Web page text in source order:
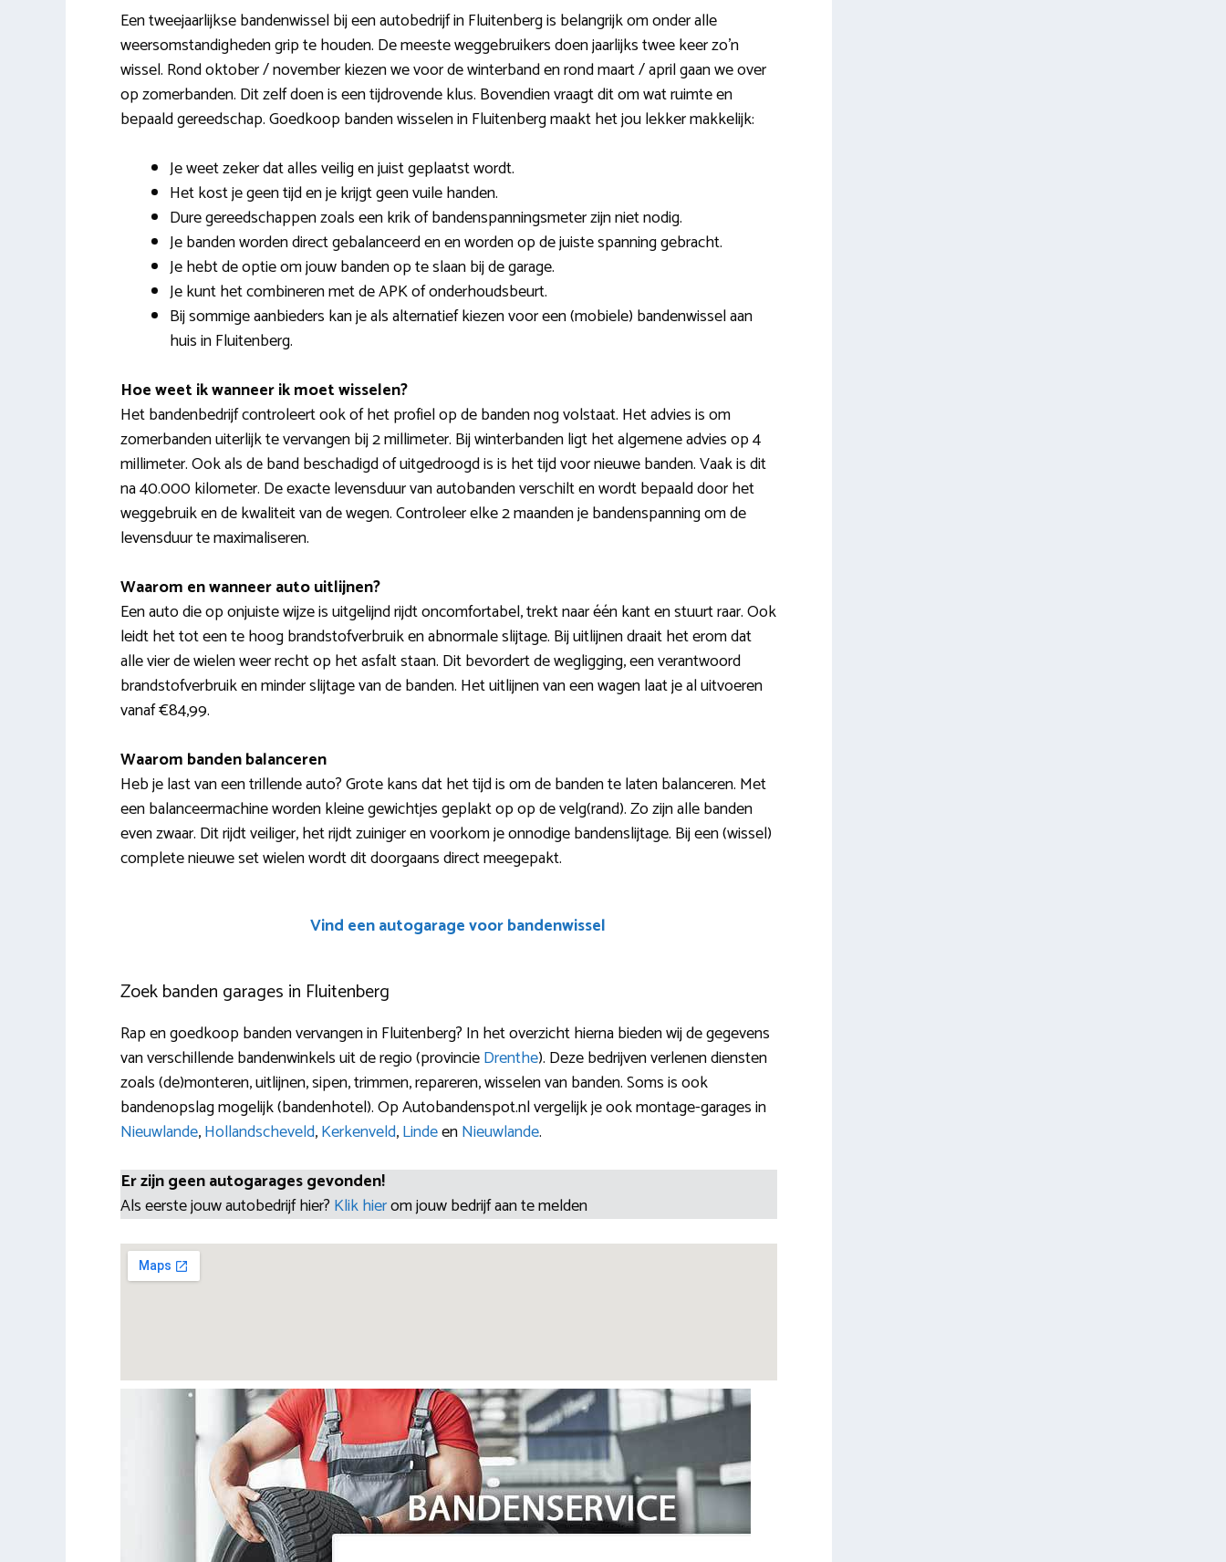
Een tweejaarlijkse bandenwissel bij een autobedrijf in Fluitenberg is belangrijk om onder alle
weersomstandigheden grip te houden. De meeste weggebruikers doen jaarlijks twee keer zo’n
wissel. Rond oktober / november kiezen we voor de winterband en rond maart / april gaan we over
op zomerbanden. Dit zelf doen is een tijdrovende klus. Bovendien vraagt dit om wat ruimte en
bepaald gereedschap. Goedkoop banden wisselen in Fluitenberg maakt het jou lekker makkelijk:
Je weet zeker dat alles veilig en juist geplaatst wordt.
Het kost je geen tijd en je krijgt geen vuile handen.
Dure gereedschappen zoals een krik of bandenspanningsmeter zijn niet nodig.
Je banden worden direct gebalanceerd en en worden op de juiste spanning gebracht.
Je hebt de optie om jouw banden op te slaan bij de garage.
Je kunt het combineren met de APK of onderhoudsbeurt.
Bij sommige aanbieders kan je als alternatief kiezen voor een (mobiele) bandenwissel aan
huis in Fluitenberg.
Hoe weet ik wanneer ik moet wisselen?
Het bandenbedrijf controleert ook of het profiel op de banden nog volstaat. Het advies is om
zomerbanden uiterlijk te vervangen bij 2 millimeter. Bij winterbanden ligt het algemene advies op 4
millimeter. Ook als de band beschadigd of uitgedroogd is is het tijd voor nieuwe banden. Vaak is dit
na 40.000 kilometer. De exacte levensduur van autobanden verschilt en wordt bepaald door het
weggebruik en de kwaliteit van de wegen. Controleer elke 2 maanden je bandenspanning om de
levensduur te maximaliseren.
Waarom en wanneer auto uitlijnen?
Een auto die op onjuiste wijze is uitgelijnd rijdt oncomfortabel, trekt naar één kant en stuurt raar. Ook
leidt het tot een te hoog brandstofverbruik en abnormale slijtage. Bij uitlijnen draait het erom dat
alle vier de wielen weer recht op het asfalt staan. Dit bevordert de wegligging, een verantwoord
brandstofverbruik en minder slijtage van de banden. Het uitlijnen van een wagen laat je al uitvoeren
vanaf €84,99.
Waarom banden balanceren
Heb je last van een trillende auto? Grote kans dat het tijd is om de banden te laten balanceren. Met
een balanceermachine worden kleine gewichtjes geplakt op op de velg(rand). Zo zijn alle banden
even zwaar. Dit rijdt veiliger, het rijdt zuiniger en voorkom je onnodige bandenslijtage. Bij een (wissel)
complete nieuwe set wielen wordt dit doorgaans direct meegepakt.
Vind een autogarage voor bandenwissel
Zoek banden garages in Fluitenberg
Rap en goedkoop banden vervangen in Fluitenberg? In het overzicht hierna bieden wij de gegevens
van verschillende bandenwinkels uit de regio (provincieDrenthe). Deze bedrijven verlenen diensten
zoals (de)monteren, uitlijnen, sipen, trimmen, repareren, wisselen van banden. Soms is ook
bandenopslag mogelijk (bandenhotel). Op Autobandenspot.nl vergelijk je ook montage-garages in
Nieuwlande,Hollandscheveld,Kerkenveld,LindeenNieuwlande.
Er zijn geen autogarages gevonden!
Als eerste jouw autobedrijf hier? Klik hierom jouw bedrijf aan te melden